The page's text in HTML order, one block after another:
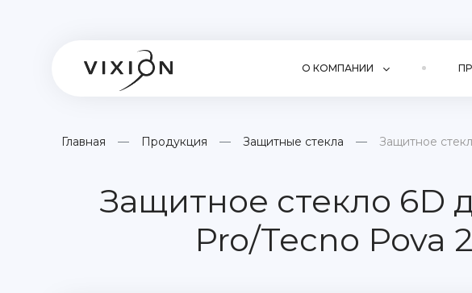
О КОМПАНИИ
Главная Продукция Защитные стекла Защитное
Защитное стекло 6D
Pro/Tecno Pova